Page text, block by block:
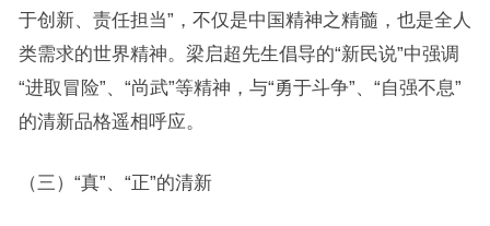
于创新、责任担当”，不仅是中国精神之精髓，也是全人
类需求的世界精神。梁启超先生倡导的“新民说”中强调
“进取冒险”、“尚武”等精神，与“勇于斗争”、“自强不息”
的清新品格遥相呼应。
（三）“真”、“正”的清新